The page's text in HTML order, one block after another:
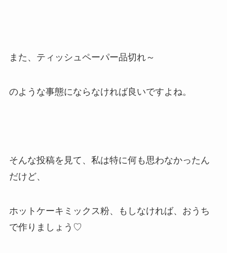
また、ティッシュペーパー品切れ～
のような事態にならなければ良いですよね。
そんな投稿を見て、私は特に何も思わなかったん
だけど、
ホットケーキミックス粉、もしなければ、おうち
で作りましょう♡